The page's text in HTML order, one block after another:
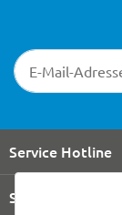
Newsletter-
Service Hotline
Shop Service